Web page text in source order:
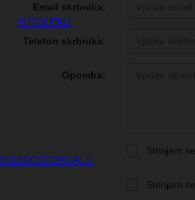
O BOLERU
DOMŽALE